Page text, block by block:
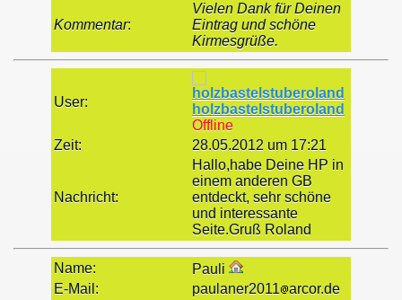
Kommentar:
Vielen Dank für Deinen
Eintrag und schöne
Kirmesgrüße.
User:
holzbastelstuberoland
Offline
Zeit:
28.05.2012 um 17:21
Nachricht:
Hallo,habe Deine HP in
einem anderen GB
entdeckt, sehr schöne
und interessante
Seite.Gruß Roland
Name:
Pauli
E-Mail:
paulaner2011
arcor.de